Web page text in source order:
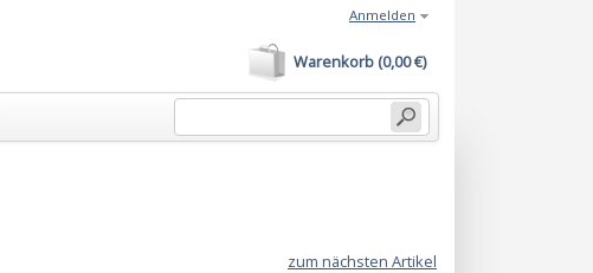
Warenkorb (0,00 €)
Anmelden
zum nächsten Artikel